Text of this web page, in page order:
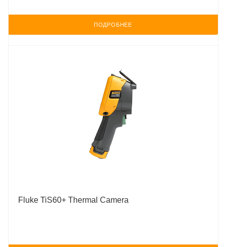
ПОДРОБНЕЕ
Fluke TiS60+ Thermal Camera